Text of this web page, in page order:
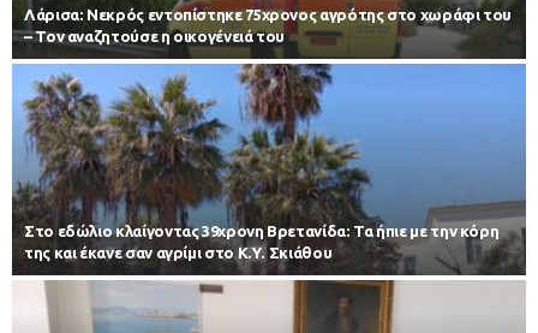
Λάρισα: Νεκρός εντοπίστηκε 75χρονος αγρότης στο χωράφι του
– Toν αναζητούσε η οικογένειά του
Στο εδώλιο κλαίγοντας 39χρονη Βρετανίδα: Τα ήπιε με την κόρη
της και έκανε σαν αγρίμι στο Κ.Υ. Σκιάθου